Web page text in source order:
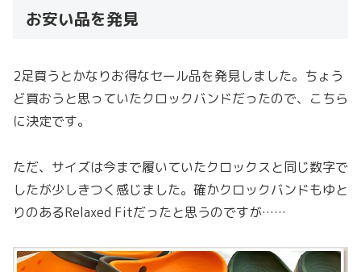
お安い品を発見
2足買うとかなりお得なセール品を発見しました。ちょう
ど買おうと思っていたクロックバンドだったので、こちら
に決定です。
ただ、サイズは今まで履いていたクロックスと同じ数字で
したが少しきつく感じました。確かクロックバンドもゆと
りのあるRelaxed Fitだったと思うのですが……